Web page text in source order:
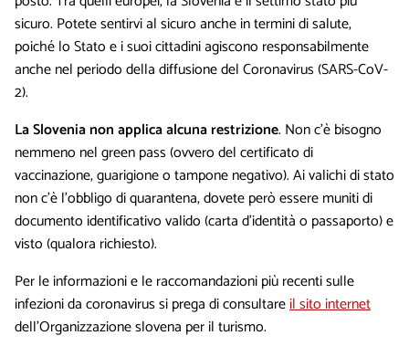
sicuro. Potete sentirvi al sicuro anche in termini di salute,
poiché lo Stato e i suoi cittadini agiscono responsabilmente
anche nel periodo della diffusione del Coronavirus (SARS-CoV-
2).
La Slovenia non applica alcuna restrizione. Non c’è bisogno
nemmeno nel green pass (ovvero del certificato di
vaccinazione, guarigione o tampone negativo). Ai valichi di stato
non c'è l'obbligo di quarantena, dovete però essere muniti di
documento identificativo valido (carta d'identità o passaporto) e
visto (qualora richiesto).
Per le informazioni e le raccomandazioni più recenti sulle
infezioni da coronavirus si prega di consultareil sito internet
dell'Organizzazione slovena per il turismo.